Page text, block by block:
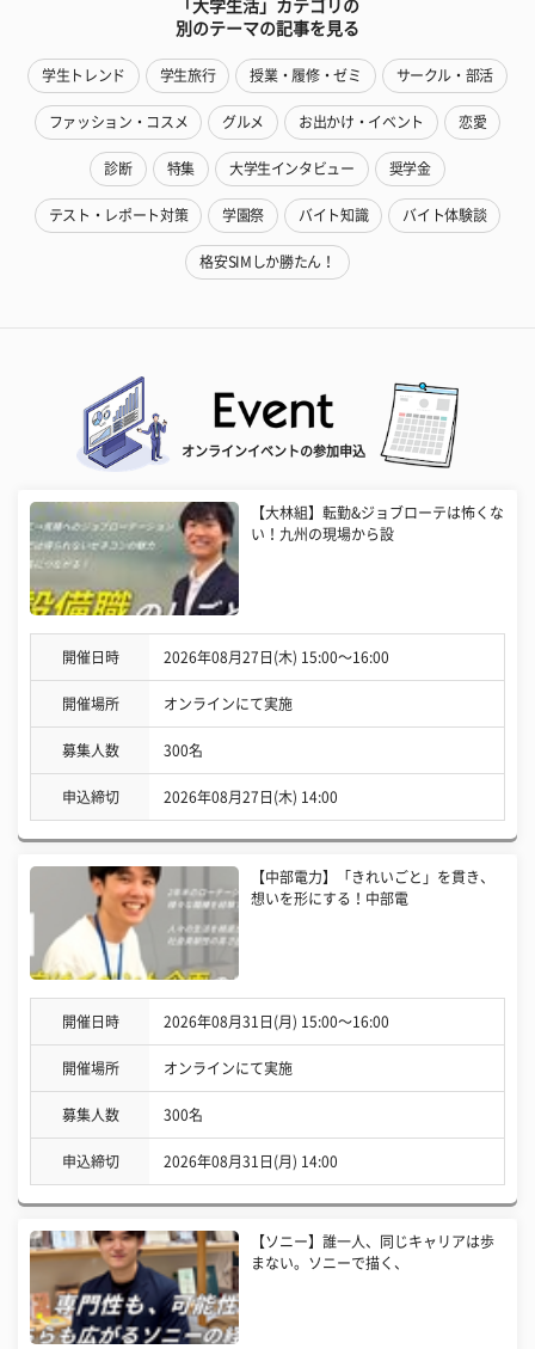
「大学生活」カテゴリの
別のテーマの記事を見る
学生トレンド 学生旅行 授業・履修・ゼミ サークル・部活
ファッション・コスメ グルメ お出かけ・イベント 恋愛
診断 特集 大学生インタビュー 奨学金
テスト・レポート対策 学園祭 バイト知識 バイト体験談
格安SIMしか勝たん！
オンラインイベントの参加申込
【大林組】転勤&ジョブローテは怖くな
い！九州の現場から設
開催日時 2026年08月27日(木) 15:00〜16:00
開催場所 オンラインにて実施
募集人数 300名
申込締切 2026年08月27日(木) 14:00
【中部電力】「きれいごと」を貫き、
想いを形にする！中部電
開催日時 2026年08月31日(月) 15:00〜16:00
開催場所 オンラインにて実施
募集人数 300名
申込締切 2026年08月31日(月) 14:00
【ソニー】誰一人、同じキャリアは歩
まない。ソニーで描く、